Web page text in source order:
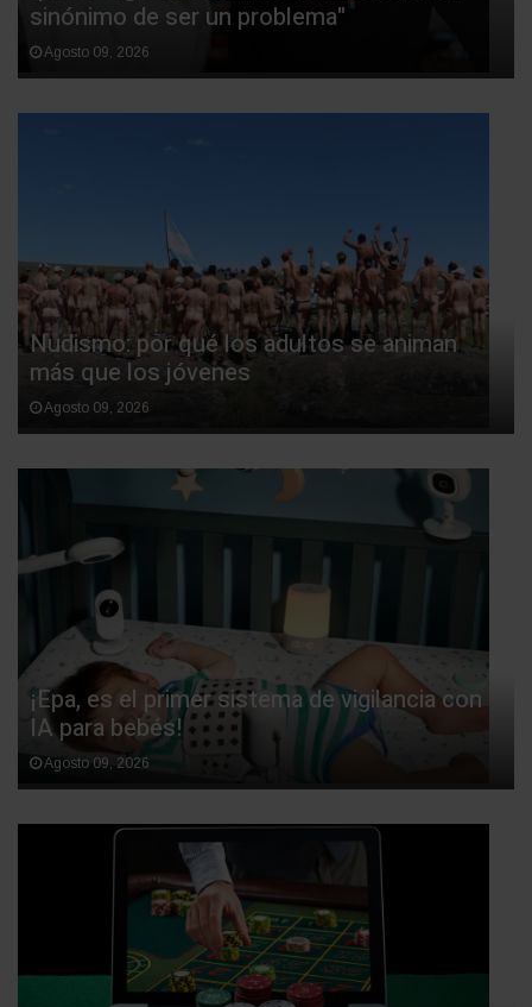
sinónimo de ser un problema"
Agosto 09, 2026
Nudismo: por qué los adultos se animan
más que los jóvenes
Agosto 09, 2026
¡Epa, es el primer sistema de vigilancia con
IA para bebés!
Agosto 09, 2026